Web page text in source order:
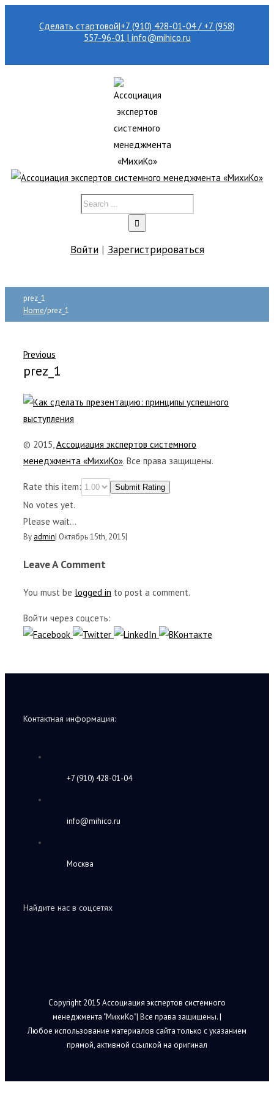
Сделать стартовой|+7 (910) 428-01-04 / +7 (958)
557-96-01 | info@mihico.ru
Войти| Зарегистрироваться
prez_1
Home/prez_1
Previous
prez_1
© 2015,Ассоциация экспертов системного
менеджмента «МихиКо». Все права защищены.
Rate this item: Submit Rating
No votes yet.
Please wait...
By admin| Октябрь 15th, 2015|
Leave A Comment
You must be logged in to post a comment.
Войти через соцсеть:
Контактная информация:
+7 (910) 428-01-04
info@mihico.ru
Москва
Найдите нас в соцсетях
Copyright 2015 Ассоциация экспертов системного
менеджмента "МихиКо"| Все права защищены. |
Любое использование материалов сайта только с указанием
прямой, активной ссылкой на оригинал